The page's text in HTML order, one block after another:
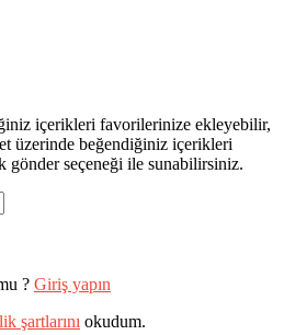
içerikleri favorilerinize ekleyebilir,
üzerinde beğendiğiniz içerikleri
gönder seçeneği ile sunabilirsiniz.
? Giriş yapın
şartlarını okudum.